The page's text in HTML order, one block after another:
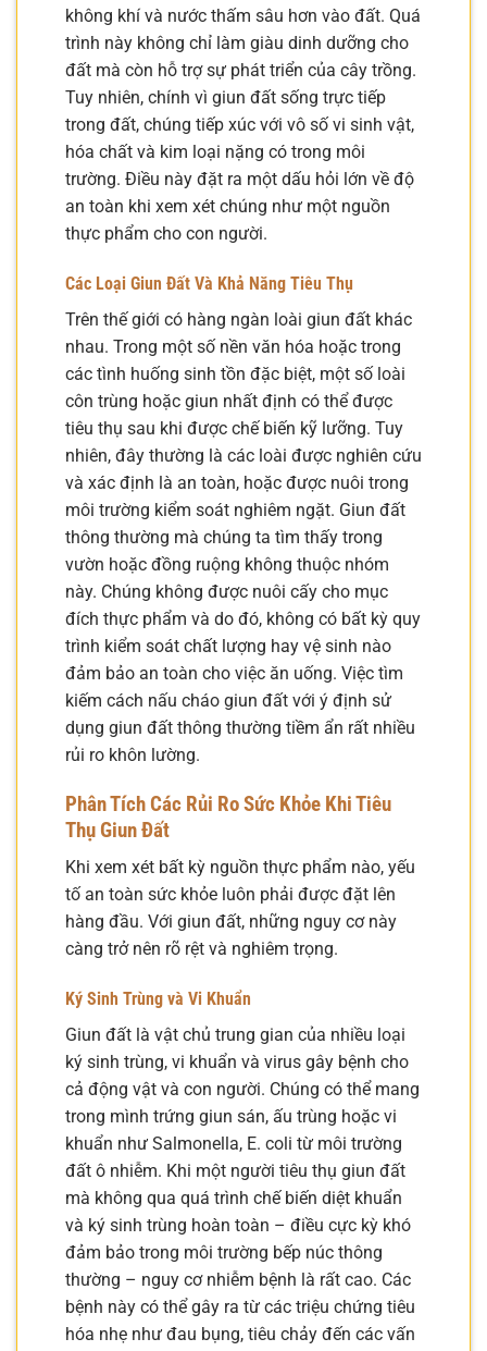
không khí và nước thấm sâu hơn vào đất. Quá
trình này không chỉ làm giàu dinh dưỡng cho
đất mà còn hỗ trợ sự phát triển của cây trồng.
Tuy nhiên, chính vì giun đất sống trực tiếp
trong đất, chúng tiếp xúc với vô số vi sinh vật,
hóa chất và kim loại nặng có trong môi
trường. Điều này đặt ra một dấu hỏi lớn về độ
an toàn khi xem xét chúng như một nguồn
thực phẩm cho con người.
Các Loại Giun Đất Và Khả Năng Tiêu Thụ
Trên thế giới có hàng ngàn loài giun đất khác
nhau. Trong một số nền văn hóa hoặc trong
các tình huống sinh tồn đặc biệt, một số loài
côn trùng hoặc giun nhất định có thể được
tiêu thụ sau khi được chế biến kỹ lưỡng. Tuy
nhiên, đây thường là các loài được nghiên cứu
và xác định là an toàn, hoặc được nuôi trong
môi trường kiểm soát nghiêm ngặt. Giun đất
thông thường mà chúng ta tìm thấy trong
vườn hoặc đồng ruộng không thuộc nhóm
này. Chúng không được nuôi cấy cho mục
đích thực phẩm và do đó, không có bất kỳ quy
trình kiểm soát chất lượng hay vệ sinh nào
đảm bảo an toàn cho việc ăn uống. Việc tìm
kiếm cách nấu cháo giun đất với ý định sử
dụng giun đất thông thường tiềm ẩn rất nhiều
rủi ro khôn lường.
Phân Tích Các Rủi Ro Sức Khỏe Khi Tiêu
Thụ Giun Đất
Khi xem xét bất kỳ nguồn thực phẩm nào, yếu
tố an toàn sức khỏe luôn phải được đặt lên
hàng đầu. Với giun đất, những nguy cơ này
càng trở nên rõ rệt và nghiêm trọng.
Ký Sinh Trùng và Vi Khuẩn
Giun đất là vật chủ trung gian của nhiều loại
ký sinh trùng, vi khuẩn và virus gây bệnh cho
cả động vật và con người. Chúng có thể mang
trong mình trứng giun sán, ấu trùng hoặc vi
khuẩn như Salmonella, E. coli từ môi trường
đất ô nhiễm. Khi một người tiêu thụ giun đất
mà không qua quá trình chế biến diệt khuẩn
và ký sinh trùng hoàn toàn – điều cực kỳ khó
đảm bảo trong môi trường bếp núc thông
thường – nguy cơ nhiễm bệnh là rất cao. Các
bệnh này có thể gây ra từ các triệu chứng tiêu
hóa nhẹ như đau bụng, tiêu chảy đến các vấn